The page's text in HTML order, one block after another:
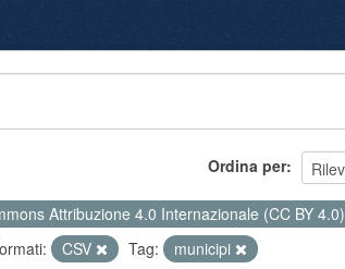
Ordina per
Attribuzione 4.0 Internazionale (CC BY 4.0)
CSV Tag: municipi